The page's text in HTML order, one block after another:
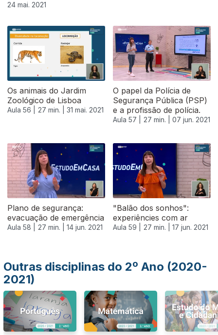
24 mai. 2021
Os animais do Jardim
Zoológico de Lisboa
Aula 56 | 27 min. | 31 mai. 2021
O papel da Polícia de
Segurança Pública (PSP)
e a profissão de polícia.
Aula 57 | 27 min. | 07 jun. 2021
Plano de segurança:
evacuação de emergência
Aula 58 | 27 min. | 14 jun. 2021
"Balão dos sonhos":
experiêncies com ar
Aula 59 | 27 min. | 17 jun. 2021
551722
Outras disciplinas do 2º Ano (2020-
2021)